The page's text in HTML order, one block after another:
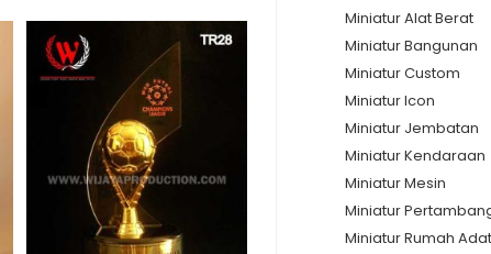
Miniatur Alat Berat
Miniatur Bangunan
Miniatur Custom
Miniatur Icon
Miniatur Jembatan
Miniatur Kendaraan
Miniatur Mesin
Miniatur
Miniatur Rumah Adat